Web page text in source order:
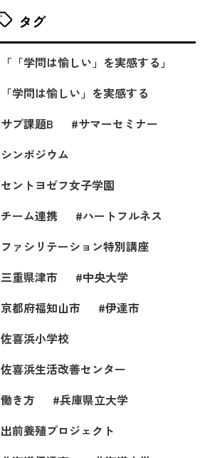
タグ
「「学問は愉しい」を実感する」
「学問は愉しい」を実感する
サブ課題B
サマーセミナー
シンポジウム
セントヨゼフ女子学園
チーム連携
ハートフルネス
ファシリテーション特別講座
三重県津市
中央大学
京都府福知山市
伊達市
佐喜浜小学校
佐喜浜生活改善センター
働き方
兵庫県立大学
出前養殖プロジェクト